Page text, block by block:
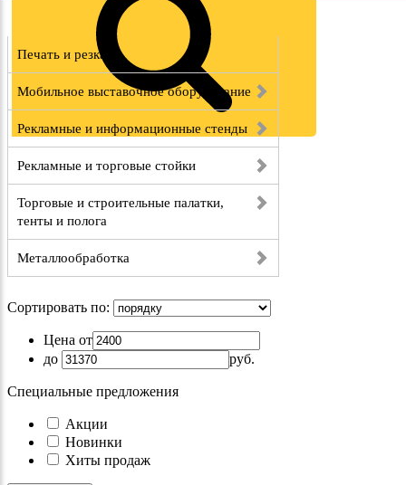
Печать и резка
Мобильное выставочное оборудование
Рекламные и информационные стенды
Рекламные и торговые стойки
Торговые и строительные палатки,
тенты и полога
Металлообработка
Сортировать по:
Цена от
до
руб.
Специальные предложения
Акции
Новинки
Хиты продаж